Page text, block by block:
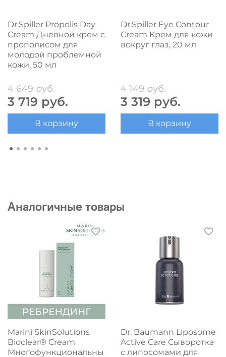
Dr.Spiller Propolis Day
Cream Дневной крем с
прополисом для
молодой проблемной
кожи, 50 мл
4 649 руб.
3 719 руб.
В корзину
Dr.Spiller Eye Contour
Cream Крем для кожи
вокруг глаз, 20 мл
4 149 руб.
3 319 руб.
В корзину
Аналогичные товары
Marini SkinSolutions
Bioclear® Cream
Многофункциональны
Dr. Baumann Liposome
Active Care Сыворотка
с липосомами для